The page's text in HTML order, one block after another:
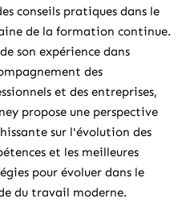
conseils pratiques dans le
de la formation continue.
son expérience dans
des
et des entreprises,
propose une perspective
sur l'évolution des
et les meilleures
pour évoluer dans le
du travail moderne.